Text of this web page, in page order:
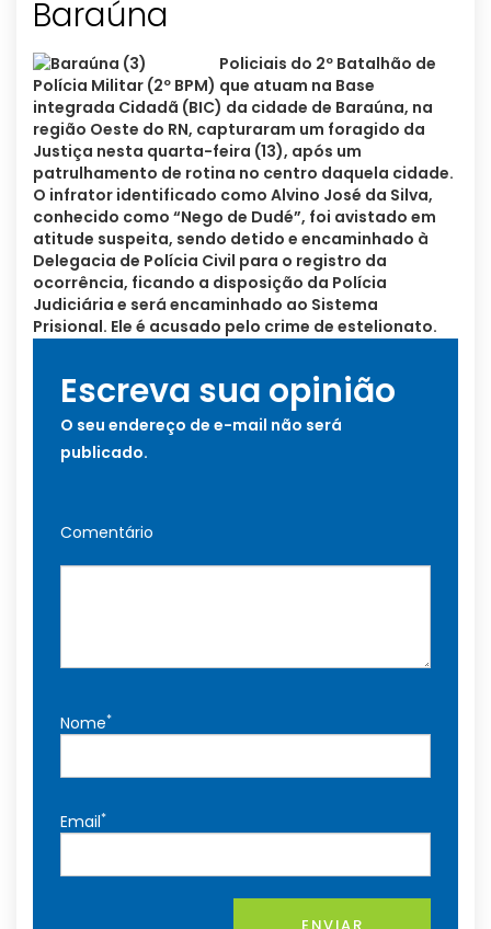
Policiais do 2º Batalhão de
Polícia Militar (2º BPM) que atuam na Base
integrada Cidadã (BIC) da cidade de Baraúna, na
região Oeste do RN, capturaram um foragido da
Justiça nesta quarta-feira (13), após um
patrulhamento de rotina no centro daquela cidade.
O infrator identificado como Alvino José da Silva,
conhecido como “Nego de Dudé”, foi avistado em
atitude suspeita, sendo detido e encaminhado à
Delegacia de Polícia Civil para o registro da
ocorrência, ficando a disposição da Polícia
Judiciária e será encaminhado ao Sistema
Prisional. Ele é acusado pelo crime de estelionato.
Escreva sua opinião
O seu endereço de e-mail não será
publicado.
Comentário
Nome*
Email*